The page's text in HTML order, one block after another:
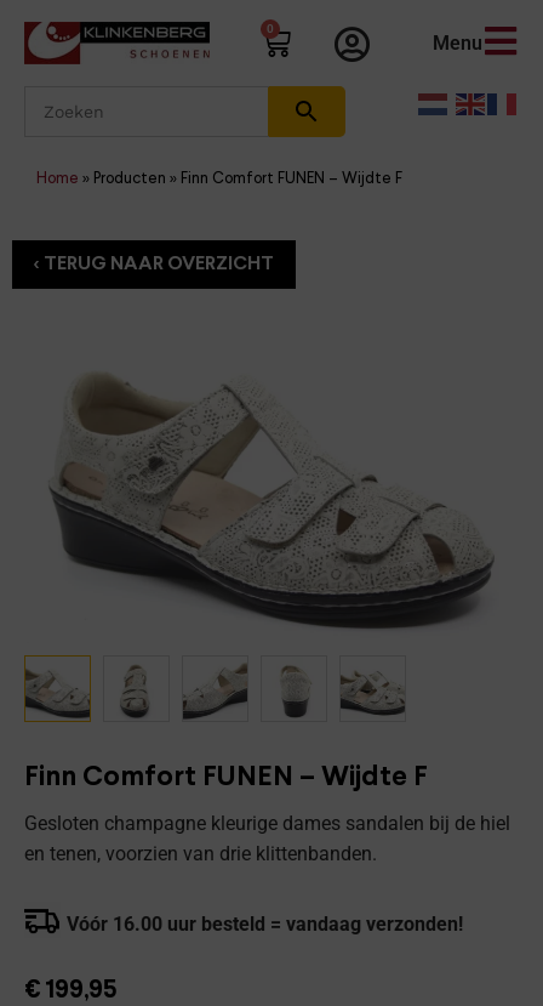
0
Menu
Home » Producten » Finn Comfort FUNEN – Wijdte F
Finn Comfort FUNEN – Wijdte F
Gesloten champagne kleurige dames sandalen bij de hiel
en tenen, voorzien van drie klittenbanden.
Vóór 16.00 uur besteld = vandaag verzonden!
€ 199,95